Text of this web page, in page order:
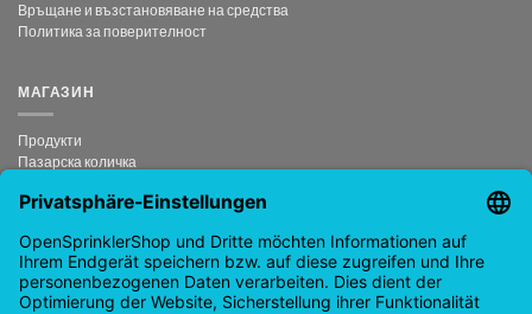
Връщане и възстановяване на средства
Политика за поверителност
МАГАЗИН
Продукти
Пазарска количка
Моят акаунт
КОНТАКТ